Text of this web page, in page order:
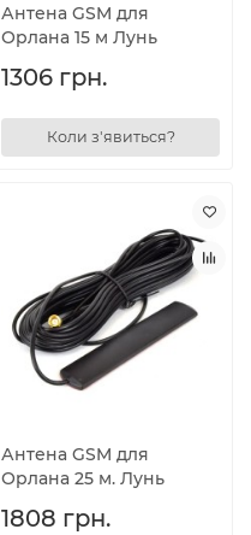
Антена GSM для
Орлана 15 м Лунь
1306 грн.
Коли з'явиться?
Антена GSM для
Орлана 25 м. Лунь
1808 грн.